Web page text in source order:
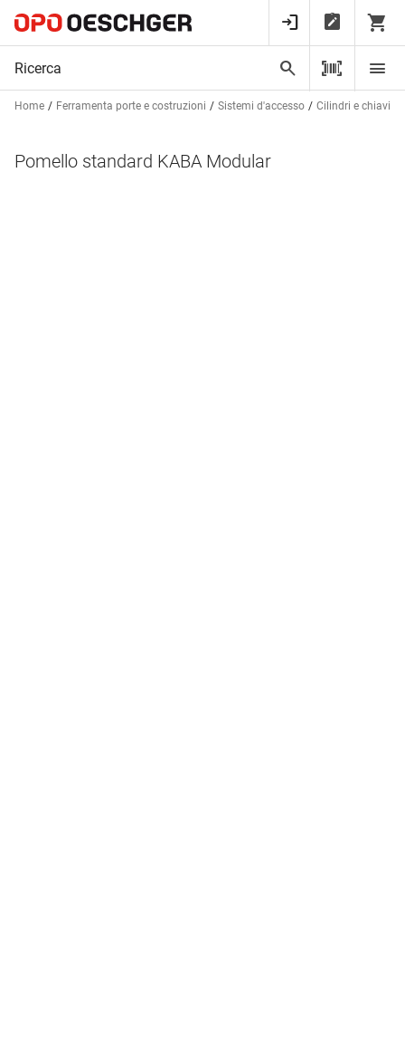
Home Ferramenta porte e costruzioni Sistemi d'accesso Cilindri e chiavi
Pomello standard KABA Modular